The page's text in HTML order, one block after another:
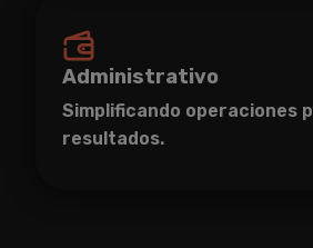
Administrativo
Simplificando operaciones
resultados.